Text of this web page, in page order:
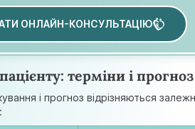
ОНЛАЙН-КОНСУЛЬТАЦІЮ
терміни і прогноз
і прогноз відрізняються